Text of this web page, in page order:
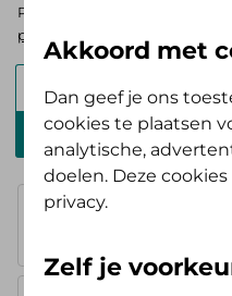
Polis. Ben je verzekerd bij
pakket
Alles
Zelf
Basisverzekering
Akkoord met
Dan geef je ons
cookies te plaatsen
analytische,
doelen. Deze
privacy.
Zelf je